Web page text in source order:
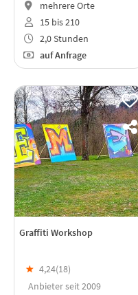
mehrere Orte
15 bis 210
2,0 Stunden
auf Anfrage
Graffiti Workshop
★ 4,24(18)
Anbieter seit 2009